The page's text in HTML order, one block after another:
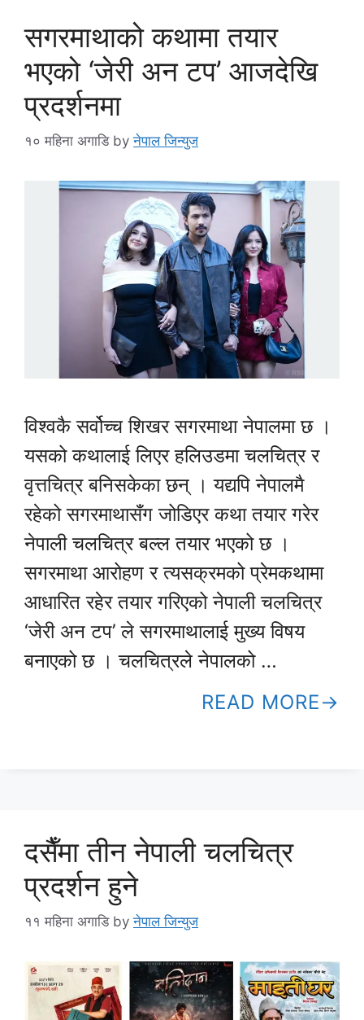
सगरमाथाको कथामा तयार
भएको ‘जेरी अन टप’ आजदेखि
प्रदर्शनमा
१० महिना अगाडि byनेपाल जिन्युज
विश्वकै सर्वोच्च शिखर सगरमाथा नेपालमा छ ।
यसको कथालाई लिएर हलिउडमा चलचित्र र
वृत्तचित्र बनिसकेका छन् । यद्यपि नेपालमै
रहेको सगरमाथासँग जोडिएर कथा तयार गरेर
नेपाली चलचित्र बल्ल तयार भएको छ ।
सगरमाथा आरोहण र त्यसक्रमको प्रेमकथामा
आधारित रहेर तयार गरिएको नेपाली चलचित्र
‘जेरी अन टप’ ले सगरमाथालाई मुख्य विषय
बनाएको छ । चलचित्रले नेपालको …
READ MORE
दसैँमा तीन नेपाली चलचित्र
प्रदर्शन हुने
११ महिना अगाडि byनेपाल जिन्युज